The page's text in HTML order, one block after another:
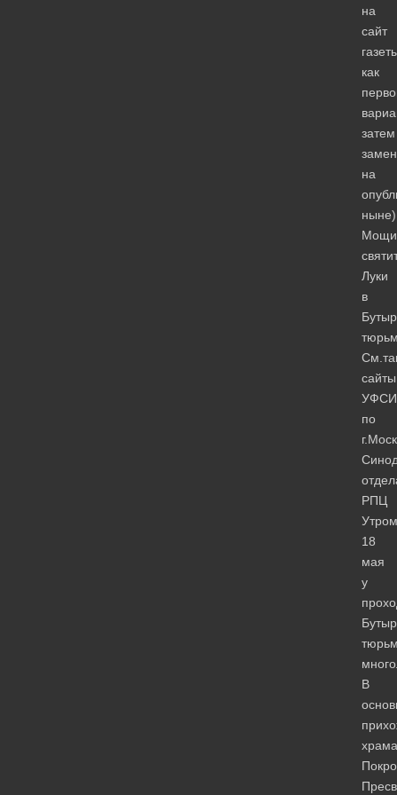
на
сайт
как
затем
на
ныне)
Мощи
Луки
в
по
РПЦ
Утром
18
мая
у
В
храма